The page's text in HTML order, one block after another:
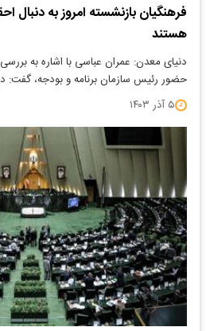
هستند
دنیای معدن: عمران عباسی با اشاره به
حضور رئیس سازمان برنامه و بودجه، گفت:
۵ آذر ۱۴۰۳